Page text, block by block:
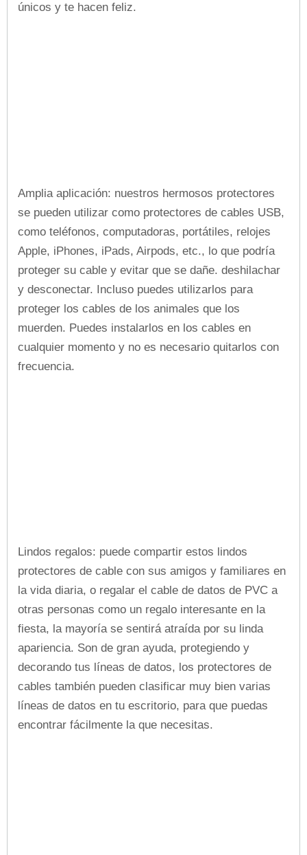
únicos y te hacen feliz.
Amplia aplicación: nuestros hermosos protectores
se pueden utilizar como protectores de cables USB,
como teléfonos, computadoras, portátiles, relojes
Apple, iPhones, iPads, Airpods, etc., lo que podría
proteger su cable y evitar que se dañe. deshilachar
y desconectar. Incluso puedes utilizarlos para
proteger los cables de los animales que los
muerden. Puedes instalarlos en los cables en
cualquier momento y no es necesario quitarlos con
frecuencia.
Lindos regalos: puede compartir estos lindos
protectores de cable con sus amigos y familiares en
la vida diaria, o regalar el cable de datos de PVC a
otras personas como un regalo interesante en la
fiesta, la mayoría se sentirá atraída por su linda
apariencia. Son de gran ayuda, protegiendo y
decorando tus líneas de datos, los protectores de
cables también pueden clasificar muy bien varias
líneas de datos en tu escritorio, para que puedas
encontrar fácilmente la que necesitas.